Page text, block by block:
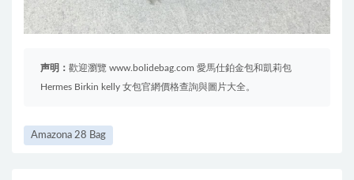
声明： 歡迎瀏覽 www.bolidebag.com 愛馬仕鉑金包和凱莉包
Hermes Birkin kelly 女包官網價格查詢與圖片大全。
Amazona 28 Bag